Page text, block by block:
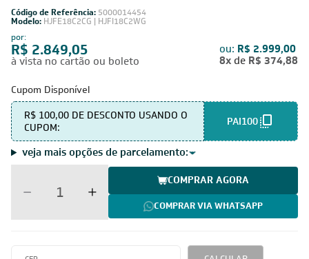
Código de Referência: 5000014454
Modelo: HJFE18C2CG | HJFI18C2WG
por:
R$ 2.849,05
à vista no cartão ou boleto
ou: R$ 2.999,00
8x de R$ 374,88
Cupom Disponível
R$ 100,00 DE DESCONTO USANDO O
CUPOM:
PAI100
veja mais opções de parcelamento:
COMPRAR AGORA
COMPRAR VIA WHATSAPP